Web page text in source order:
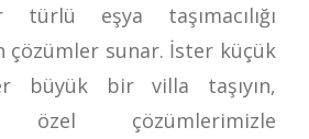
eşya taşımacılığı
çözümler sunar. İster küçük
büyük bir villa taşıyın,
özel çözümlerimizle